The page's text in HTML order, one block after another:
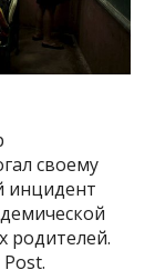
своему
инцидент
родителей.